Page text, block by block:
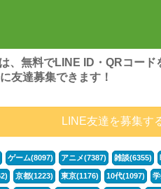
、無料でLINE ID・QRコー
友達募集できます！
LINE友達を募集す
ゲーム(8097) アニメ(7387) 雑談(6355)
京都(1223) 東京(1176) 10代(1097)